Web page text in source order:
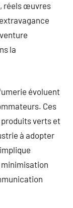
réels œuvres
la
évoluent
Ces
verts et
à adopter
minimisation